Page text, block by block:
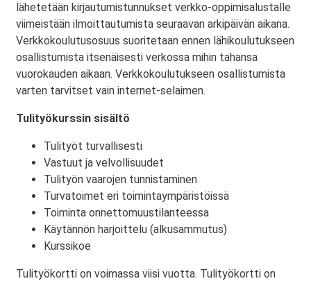
lähetetään kirjautumistunnukset verkko-oppimisalustalle
viimeistään ilmoittautumista seuraavan arkipäivän aikana.
Verkkokoulutusosuus suoritetaan ennen lähikoulutukseen
osallistumista itsenäisesti verkossa mihin tahansa
vuorokauden aikaan. Verkkokoulutukseen osallistumista
varten tarvitset vain internet-selaimen.
Tulityökurssin sisältö
Tulityöt turvallisesti
Vastuut ja velvollisuudet
Tulityön vaarojen tunnistaminen
Turvatoimet eri toimintaympäristöissä
Toiminta onnettomuustilanteessa
Käytännön harjoittelu (alkusammutus)
Kurssikoe
Tulityökortti on voimassa viisi vuotta. Tulityökortti on